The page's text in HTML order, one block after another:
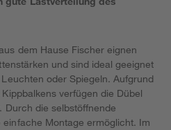
dem Hause Fischer eignen
und sind ideal geeignet
oder Spiegeln. Aufgrund
verfügen die Dübel
Durch die selbstöffnende
Montage ermöglicht. Im